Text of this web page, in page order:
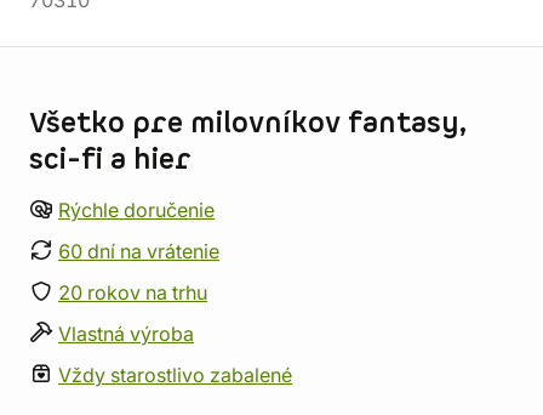
Všetko pre milovníkov fantasy,
sci-fi a hier
Rýchle doručenie
60 dní na vrátenie
20 rokov na trhu
Vlastná výroba
Vždy starostlivo zabalené